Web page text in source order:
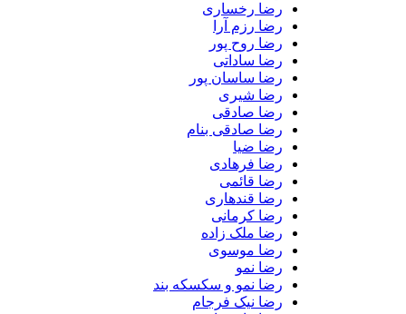
رضا رخساری
رضا رزم آرا
رضا روح پور
رضا ساداتی
رضا ساسان پور
رضا شیری
رضا صادقی
رضا صادقی بنام
رضا ضیا
رضا فرهادی
رضا قائمی
رضا قندهاری
رضا کرمانی
رضا ملک زاده
رضا موسوی
رضا نمو
رضا نمو و سکسکه بند
رضا نیک فرجام